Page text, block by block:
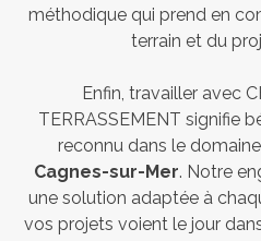
méthodique qui prend en
terrain et du
Enfin, travailler avec
TERRASSEMENT signifie
reconnu dans le
Cagnes-sur-Mer. Notre
une solution adaptée à
vos projets voient le jour